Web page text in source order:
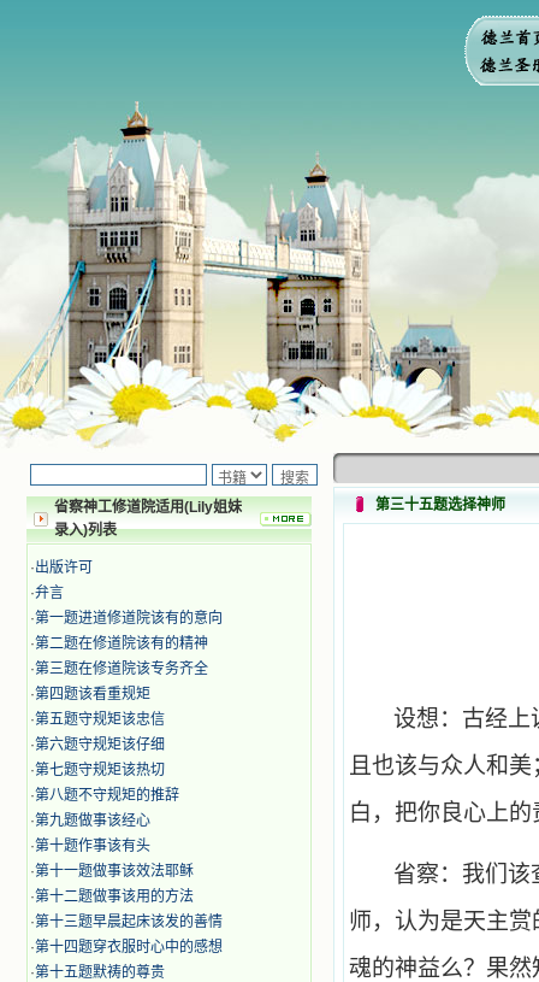
省察神工修道院适用(Lily姐妹
录入)列表
·出版许可
·弁言
·第一题进道修道院该有的意向
·第二题在修道院该有的精神
·第三题在修道院该专务齐全
·第四题该看重规矩
·第五题守规矩该忠信
·第六题守规矩该仔细
·第七题守规矩该热切
·第八题不守规矩的推辞
·第九题做事该经心
·第十题作事该有头
·第十一题做事该效法耶稣
·第十二题做事该用的方法
·第十三题早晨起床该发的善情
·第十四题穿衣服时心中的感想
·第十五题默祷的尊贵
第三十五题选择神师
设想：古经上
且也该与众人和
白，把你良心上
省察：我们该
师，认为是天主
魂的神益么？果